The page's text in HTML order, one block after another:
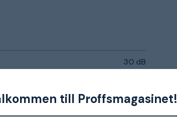
till Proffsmagasinet!
30 dB